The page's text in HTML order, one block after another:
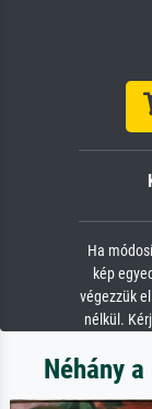
Ha
kép
végezzük
nélkül.
Néhány